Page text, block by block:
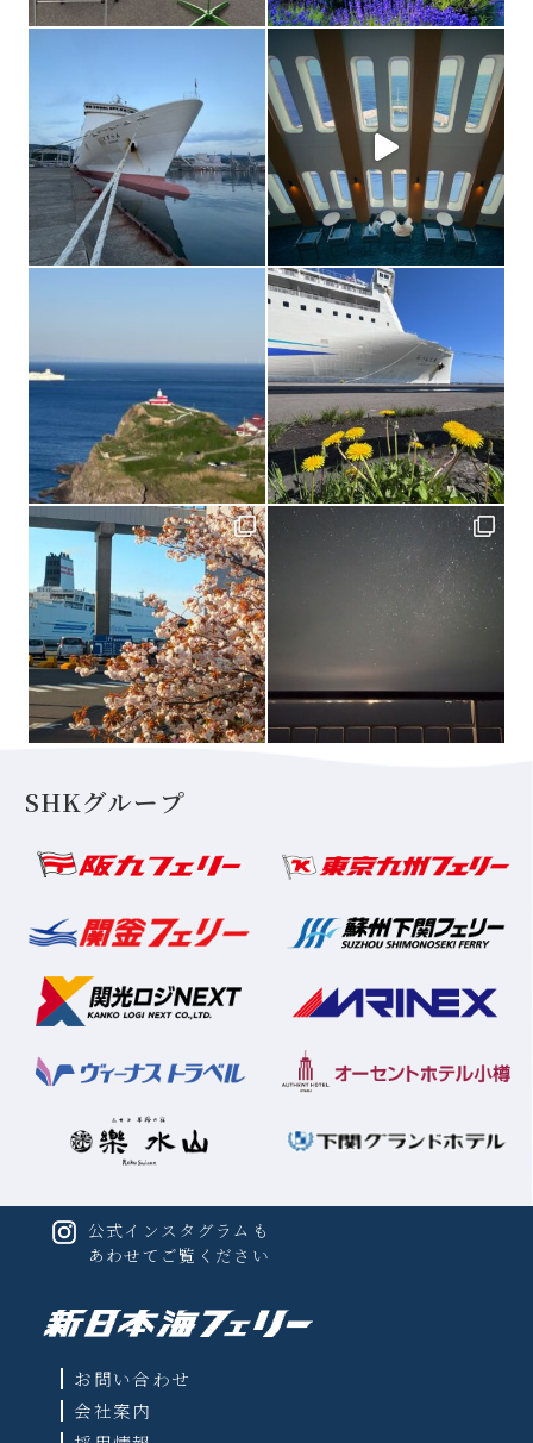
SHKグループ
お問い合わせ
会社案内
公式インスタグラムも
あわせてご覧ください